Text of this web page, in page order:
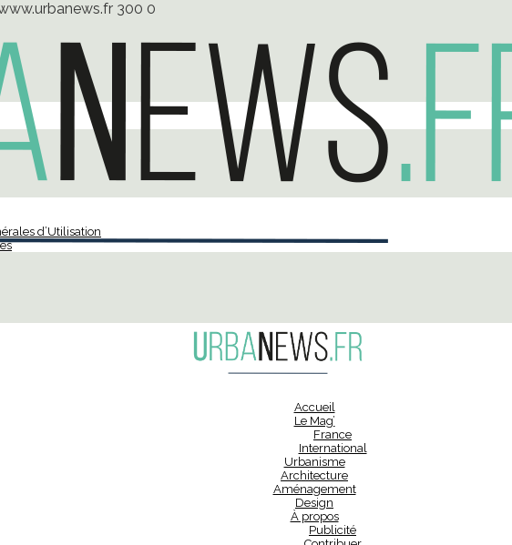
300 0
d’Utilisation
Accueil
Le Mag’
France
International
Urbanisme
Architecture
Aménagement
Design
À propos
Publicité